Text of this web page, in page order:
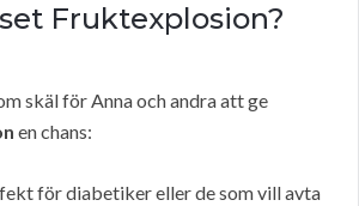
Fruktexplosion?
skäl för Anna och andra att ge
en chans:
för diabetiker eller de som vill avta